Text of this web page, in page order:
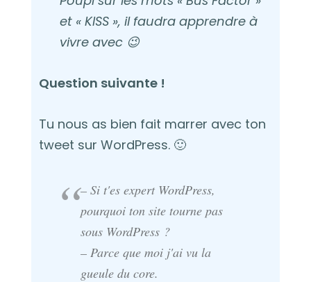
et « KISS », il faudra apprendre à
vivre avec 😉
Question suivante !
Tu nous as bien fait marrer avec ton
tweet sur WordPress. 🙂
– Si t'es expert WordPress,
pourquoi ton site tourne pas
sous WordPress ?
– Parce que moi j'ai vu la
gueule du core.